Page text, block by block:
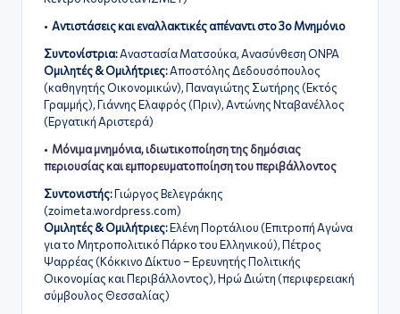
• Αντιστάσεις και εναλλακτικές απέναντι στο 3ο Μνημόνιο
Συντονίστρια:Αναστασία Ματσούκα, Ανασύνθεση ΟΝΡΑ
Ομιλητές & Ομιλήτριες:Αποστόλης Δεδουσόπουλος
(καθηγητής Οικονομικών), Παναγιώτης Σωτήρης (Εκτός
Γραμμής), Γιάννης Ελαφρός (Πριν), Αντώνης Νταβανέλλος
(Εργατική Αριστερά)
• Μόνιμα μνημόνια, ιδιωτικοποίηση της δημόσιας
περιουσίας και εμπορευματοποίηση του περιβάλλοντος
Συντονιστής:Γιώργος Βελεγράκης
(zoimeta.wordpress.com)
Ομιλητές & Ομιλήτριες:Ελένη Πορτάλιου (Eπιτροπή Αγώνα
για το Μητροπολιτικό Πάρκο του Ελληνικού), Πέτρος
Ψαρρέας (Κόκκινο Δίκτυο – Ερευνητής Πολιτικής
Οικονομίας και Περιβάλλοντος), Ηρώ Διώτη (περιφερειακή
σύμβουλος Θεσσαλίας)